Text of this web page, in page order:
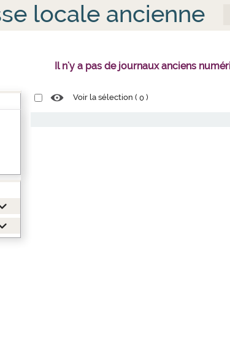
locale ancienne
Il n'y a pas de journaux anciens
Voir la sélection (0 )